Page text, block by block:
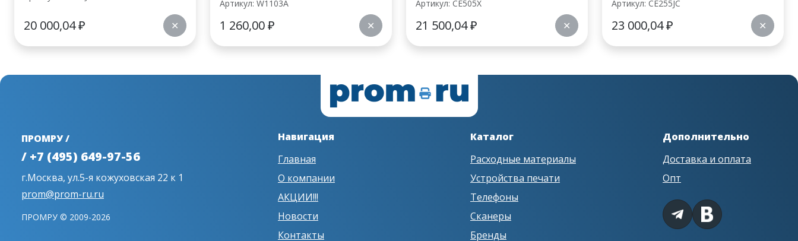
20 000,04₽ ✕
Артикул: W1103A
1 260,00₽ ✕
Артикул: CE505X
21 500,04₽ ✕
Артикул: CE255JC
23 000,04₽ ✕
ПРОМРУ /
/ +7 (495) 649-97-56
г.Москва, ул.5-я кожуховская 22 к 1
prom@prom-ru.ru
ПРОМРУ © 2009-2026
Навигация
Главная
О компании
АКЦИИ!!!
Новости
Контакты
Каталог
Расходные материалы
Устройства печати
Телефоны
Сканеры
Бренды
Дополнительно
Доставка и оплата
Опт